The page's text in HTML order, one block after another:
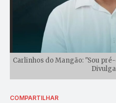
Carlinhos do Mangão: "Sou
COMPARTILHAR